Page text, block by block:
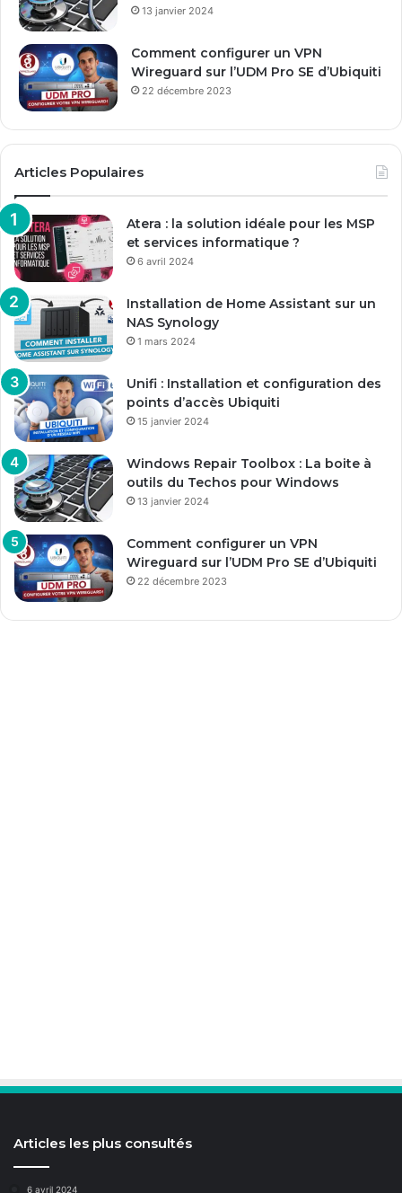
13 janvier 2024
Comment configurer un VPN
Wireguard sur l’UDM Pro SE d’Ubiquiti
22 décembre 2023
Articles Populaires
Atera : la solution idéale pour les MSP
et services informatique ?
6 avril 2024
Installation de Home Assistant sur un
NAS Synology
1 mars 2024
Unifi : Installation et configuration des
points d’accès Ubiquiti
15 janvier 2024
Windows Repair Toolbox : La boite à
outils du Techos pour Windows
13 janvier 2024
Comment configurer un VPN
Wireguard sur l’UDM Pro SE d’Ubiquiti
22 décembre 2023
Articles les plus consultés
6 avril 2024